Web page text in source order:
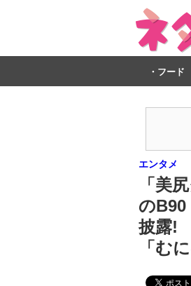
フード
エンタメ
「美
のB90
披露!
「む